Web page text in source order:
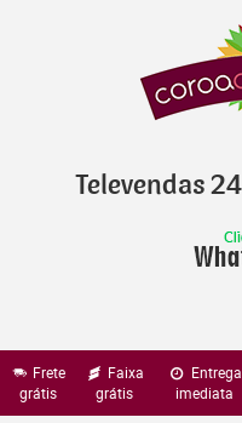
Televendas
Frete
grátis
Faixa
grátis
Entrega
imediata